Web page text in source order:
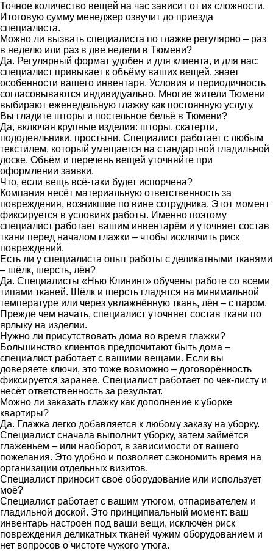
Точное количество вещей на час зависит от их сложности.
Итоговую сумму менеджер озвучит до приезда
специалиста.
Можно ли вызвать специалиста по глажке регулярно – раз
в неделю или раз в две недели в Тюмени?
Да. Регулярный формат удобен и для клиента, и для нас:
специалист привыкает к объёму ваших вещей, знает
особенности вашего инвентаря. Условия и периодичность
согласовываются индивидуально. Многие жители Тюмени
выбирают еженедельную глажку как постоянную услугу.
Вы гладите шторы и постельное бельё в Тюмени?
Да, включая крупные изделия: шторы, скатерти,
пододеяльники, простыни. Специалист работает с любым
текстилем, который умещается на стандартной гладильной
доске. Объём и перечень вещей уточняйте при
оформлении заявки.
Что, если вещь всё-таки будет испорчена?
Компания несёт материальную ответственность за
повреждения, возникшие по вине сотрудника. Этот момент
фиксируется в условиях работы. Именно поэтому
специалист работает вашим инвентарём и уточняет состав
ткани перед началом глажки – чтобы исключить риск
повреждений.
Есть ли у специалиста опыт работы с деликатными тканями
– шёлк, шерсть, лён?
Да. Специалисты «Нью Клининг» обучены работе со всеми
типами тканей. Шёлк и шерсть гладятся на минимальной
температуре или через увлажнённую ткань, лён – с паром.
Прежде чем начать, специалист уточняет состав ткани по
ярлыку на изделии.
Нужно ли присутствовать дома во время глажки?
Большинство клиентов предпочитают быть дома –
специалист работает с вашими вещами. Если вы
доверяете ключи, это тоже возможно – договорённость
фиксируется заранее. Специалист работает по чек-листу и
несёт ответственность за результат.
Можно ли заказать глажку как дополнение к уборке
квартиры?
Да. Глажка легко добавляется к любому заказу на уборку.
Специалист сначала выполнит уборку, затем займётся
глаженьем – или наоборот, в зависимости от вашего
пожелания. Это удобно и позволяет сэкономить время на
организации отдельных визитов.
Специалист приносит своё оборудование или использует
моё?
Специалист работает с вашим утюгом, отпаривателем и
гладильной доской. Это принципиальный момент: ваш
инвентарь настроен под ваши вещи, исключён риск
повреждения деликатных тканей чужим оборудованием и
нет вопросов о чистоте чужого утюга.